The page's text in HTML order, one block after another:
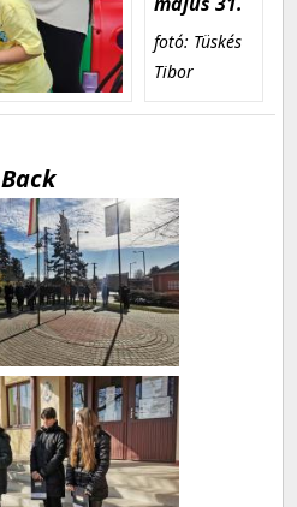
fotó: Tüskés
Tibor
Back